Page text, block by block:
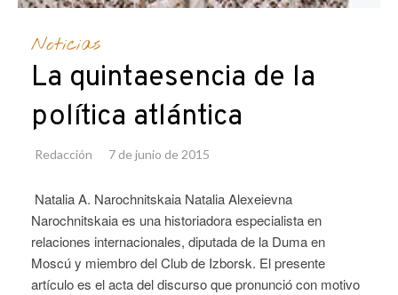
Noticias
La quintaesencia de la
política atlántica
Redacción 7 de junio de 2015
Natalia A. Narochnitskaia Natalia Alexeievna
Narochnitskaia es una historiadora especialista en
relaciones internacionales, diputada de la Duma en
Moscú y miembro del Club de Izborsk. El presente
artículo es el acta del discurso que pronunció con motivo